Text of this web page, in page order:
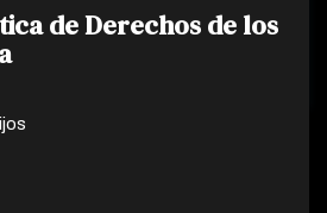
de Derechos de los